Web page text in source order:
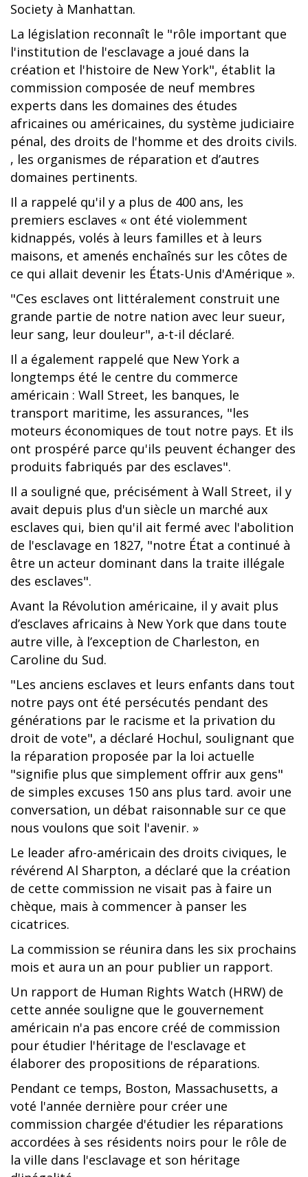
Society à Manhattan.
La législation reconnaît le "rôle important que
l'institution de l'esclavage a joué dans la
création et l'histoire de New York", établit la
commission composée de neuf membres
experts dans les domaines des études
africaines ou américaines, du système judiciaire
pénal, des droits de l'homme et des droits civils.
, les organismes de réparation et d’autres
domaines pertinents.
Il a rappelé qu'il y a plus de 400 ans, les
premiers esclaves « ont été violemment
kidnappés, volés à leurs familles et à leurs
maisons, et amenés enchaînés sur les côtes de
ce qui allait devenir les États-Unis d'Amérique ».
"Ces esclaves ont littéralement construit une
grande partie de notre nation avec leur sueur,
leur sang, leur douleur", a-t-il déclaré.
Il a également rappelé que New York a
longtemps été le centre du commerce
américain : Wall Street, les banques, le
transport maritime, les assurances, "les
moteurs économiques de tout notre pays. Et ils
ont prospéré parce qu'ils peuvent échanger des
produits fabriqués par des esclaves".
Il a souligné que, précisément à Wall Street, il y
avait depuis plus d'un siècle un marché aux
esclaves qui, bien qu'il ait fermé avec l'abolition
de l'esclavage en 1827, "notre État a continué à
être un acteur dominant dans la traite illégale
des esclaves".
Avant la Révolution américaine, il y avait plus
d’esclaves africains à New York que dans toute
autre ville, à l’exception de Charleston, en
Caroline du Sud.
"Les anciens esclaves et leurs enfants dans tout
notre pays ont été persécutés pendant des
générations par le racisme et la privation du
droit de vote", a déclaré Hochul, soulignant que
la réparation proposée par la loi actuelle
"signifie plus que simplement offrir aux gens"
de simples excuses 150 ans plus tard. avoir une
conversation, un débat raisonnable sur ce que
nous voulons que soit l'avenir. »
Le leader afro-américain des droits civiques, le
révérend Al Sharpton, a déclaré que la création
de cette commission ne visait pas à faire un
chèque, mais à commencer à panser les
cicatrices.
La commission se réunira dans les six prochains
mois et aura un an pour publier un rapport.
Un rapport de Human Rights Watch (HRW) de
cette année souligne que le gouvernement
américain n'a pas encore créé de commission
pour étudier l'héritage de l'esclavage et
élaborer des propositions de réparations.
Pendant ce temps, Boston, Massachusetts, a
voté l'année dernière pour créer une
commission chargée d'étudier les réparations
accordées à ses résidents noirs pour le rôle de
la ville dans l'esclavage et son héritage